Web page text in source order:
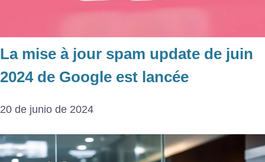
La mise à jour spam update de juin
2024 de Google est lancée
20 de junio de 2024